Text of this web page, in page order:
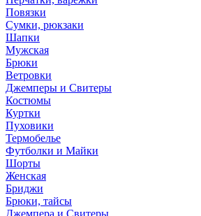
Повязки
Сумки, рюкзаки
Шапки
Мужская
Брюки
Ветровки
Джемперы и Свитеры
Костюмы
Куртки
Пуховики
Термобелье
Футболки и Майки
Шорты
Женская
Бриджи
Брюки, тайсы
Джемпера и Свитеры